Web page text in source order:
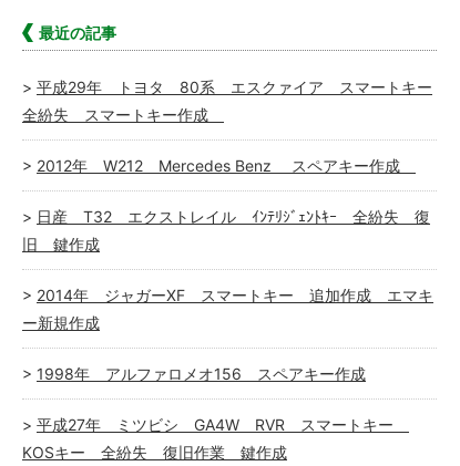
最近の記事
平成29年 トヨタ 80系 エスクァイア スマートキー
全紛失 スマートキー作成
2012年 W212 Mercedes Benz スペアキー作成
日産 T32 エクストレイル ｲﾝﾃﾘｼﾞｪﾝﾄｷｰ 全紛失 復
旧 鍵作成
2014年 ジャガーXF スマートキー 追加作成 エマキ
ー新規作成
1998年 アルファロメオ156 スペアキー作成
平成27年 ミツビシ GA4W RVR スマートキー
KOSキー 全紛失 復旧作業 鍵作成